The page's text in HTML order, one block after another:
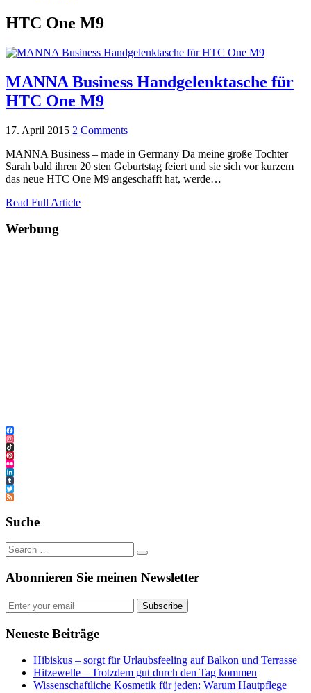
HTC One M9
MANNA Business Handgelenktasche für
HTC One M9
17. April 2015 2 Comments
MANNA Business – made in Germany Da meine große Tochter
Sarah bald ihren 20 sten Geburtstag feiert und sie sich vor kurzem
das neue HTC One M9 angeschafft hat, werde…
Read Full Article
Werbung
Facebook
Instagram
TikTok
Pinterest
Flickr
LinkedIn
Tumblr
Twitter
Feed
Suche
Abonnieren Sie meinen Newsletter
Subscribe
Neueste Beiträge
Hibiskus – sorgt für Urlaubsfeeling auf Balkon und Terrasse
Hitzewelle – Trotzdem gut durch den Tag kommen
Wissenschaftliche Kosmetik für jeden: Warum Hautpflege